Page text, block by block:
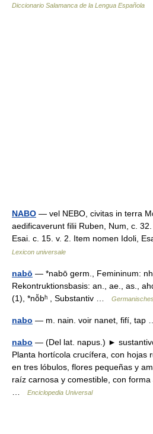
Diccionario Salamanca de la Lengua Española
NABO — vel NEBO, civitas in terra
aedificaverunt filii Ruben, Num, c.
Esai. c. 15. v. 2. Item nomen Idoli,
Lexicon universale
nabō — *nabō germ., Femininum:
Rekontruktionsbasis: an., ae., as.,
(1), *nō̆bʰ , Substantiv …
nabo — m. nain. voir nanet, fifí, tap
nabo — (Del lat. napus.) ►
Planta hortícola crucífera, con hojas
en tres lóbulos, flores pequeñas y
raíz carnosa y comestible, con
Enciclopedia Universal